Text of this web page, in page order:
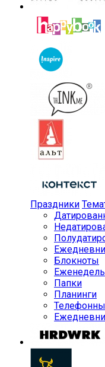
Праздники
Блокноты
Папки
Планинги